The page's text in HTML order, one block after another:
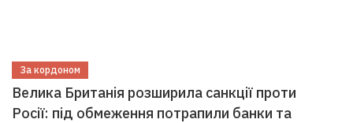
За кордоном
Велика Британія розширила санкції проти
Росії: під обмеження потрапили банки та